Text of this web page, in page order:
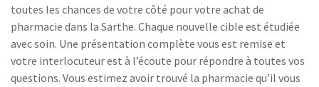
toutes les chances de votre côté pour votre achat de
pharmacie dans la Sarthe. Chaque nouvelle cible est étudiée
avec soin. Une présentation complète vous est remise et
votre interlocuteur est à l’écoute pour répondre à toutes vos
questions. Vous estimez avoir trouvé la pharmacie qu’il vous